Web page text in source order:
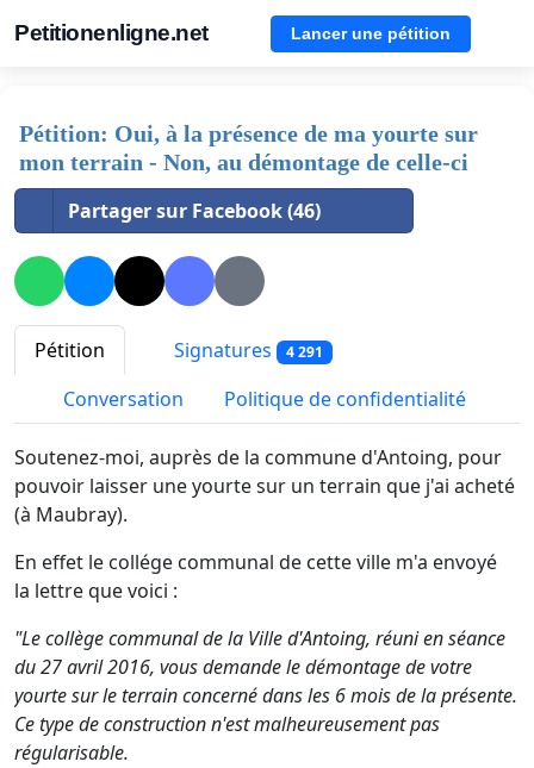
Petitionenligne.net Lancer une pétition
Pétition: Oui, à la présence de ma yourte sur
mon terrain - Non, au démontage de celle-ci
Partager sur Facebook (46)
Pétition Signatures 4 291
Conversation Politique de confidentialité
Soutenez-moi, auprès de la commune d'Antoing, pour
pouvoir laisser une yourte sur un terrain que j'ai acheté
(à Maubray).
En effet le collége communal de cette ville m'a envoyé
la lettre que voici :
"Le collège communal de la Ville d'Antoing, réuni en séance
du 27 avril 2016, vous demande le démontage de votre
yourte sur le terrain concerné dans les 6 mois de la présente.
Ce type de construction n'est malheureusement pas
régularisable.